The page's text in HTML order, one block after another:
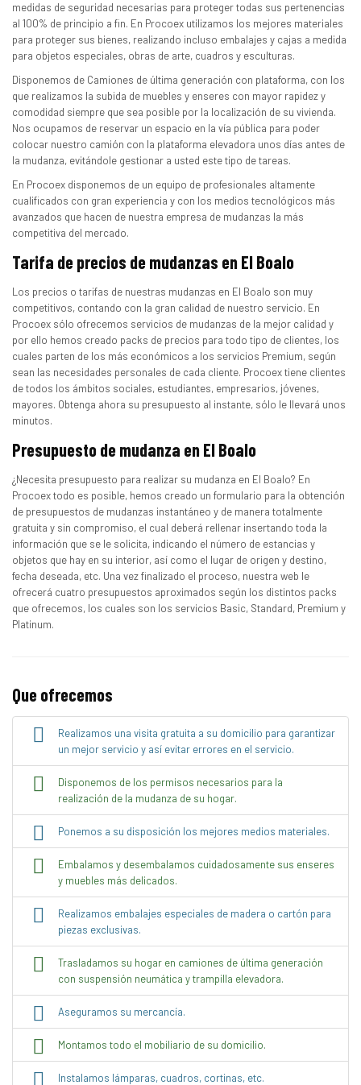
medidas de seguridad necesarias para proteger todas sus pertenencias
al 100% de principio a fin. En Procoex utilizamos los mejores materiales
para proteger sus bienes, realizando incluso embalajes y cajas a medida
para objetos especiales, obras de arte, cuadros y esculturas.
Disponemos de Camiones de última generación con plataforma, con los
que realizamos la subida de muebles y enseres con mayor rapidez y
comodidad siempre que sea posible por la localización de su vivienda.
Nos ocupamos de reservar un espacio en la vía pública para poder
colocar nuestro camión con la plataforma elevadora unos días antes de
la mudanza, evitándole gestionar a usted este tipo de tareas.
En Procoex disponemos de un equipo de profesionales altamente
cualificados con gran experiencia y con los medios tecnológicos más
avanzados que hacen de nuestra empresa de mudanzas la más
competitiva del mercado.
Tarifa de precios de mudanzas en El Boalo
Los precios o tarifas de nuestras mudanzas en El Boalo son muy
competitivos, contando con la gran calidad de nuestro servicio. En
Procoex sólo ofrecemos servicios de mudanzas de la mejor calidad y
por ello hemos creado packs de precios para todo tipo de clientes, los
cuales parten de los más económicos a los servicios Premium, según
sean las necesidades personales de cada cliente. Procoex tiene clientes
de todos los ámbitos sociales, estudiantes, empresarios, jóvenes,
mayores. Obtenga ahora su presupuesto al instante, sólo le llevará unos
minutos.
Presupuesto de mudanza en El Boalo
¿Necesita presupuesto para realizar su mudanza en El Boalo? En
Procoex todo es posible, hemos creado un formulario para la obtención
de presupuestos de mudanzas instantáneo y de manera totalmente
gratuita y sin compromiso, el cual deberá rellenar insertando toda la
información que se le solicita, indicando el número de estancias y
objetos que hay en su interior, así como el lugar de origen y destino,
fecha deseada, etc. Una vez finalizado el proceso, nuestra web le
ofrecerá cuatro presupuestos aproximados según los distintos packs
que ofrecemos, los cuales son los servicios Basic, Standard, Premium y
Platinum.
Que ofrecemos
Realizamos una visita gratuita a su domicilio para garantizar
un mejor servicio y así evitar errores en el servicio.
Disponemos de los permisos necesarios para la
realización de la mudanza de su hogar.
Ponemos a su disposición los mejores medios materiales.
Embalamos y desembalamos cuidadosamente sus enseres
y muebles más delicados.
Realizamos embalajes especiales de madera o cartón para
piezas exclusivas.
Trasladamos su hogar en camiones de última generación
con suspensión neumática y trampilla elevadora.
Aseguramos su mercancía.
Montamos todo el mobiliario de su domicilio.
Instalamos lámparas, cuadros, cortinas, etc.